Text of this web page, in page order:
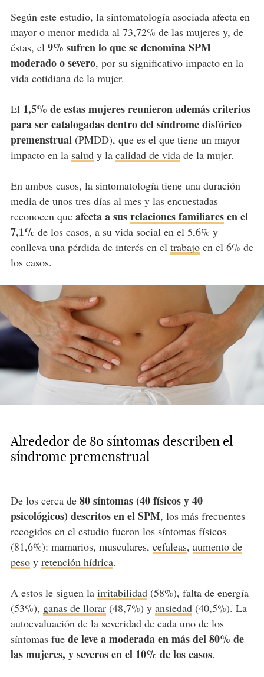
Según este estudio, la sintomatología asociada afecta en
mayor o menor medida al 73,72% de las mujeres y, de
éstas, el 9% sufren lo que se denomina SPM
moderado o severo, por su significativo impacto en la
vida cotidiana de la mujer.
El 1,5% de estas mujeres reunieron además criterios
para ser catalogadas dentro del síndrome disfórico
premenstrual(PMDD), que es el que tiene un mayor
impacto en la saludy la calidad de vidade la mujer.
En ambos casos, la sintomatología tiene una duración
media de unos tres días al mes y las encuestadas
reconocen que afecta a susrelaciones familiaresen el
7,1% de los casos, a su vida social en el 5,6% y
conlleva una pérdida de interés en el trabajoen el 6% de
los casos.
Alrededor de 80 síntomas describen el
síndrome premenstrual
De los cerca de 80 síntomas (40 físicos y 40
psicológicos) descritos en el SPM, los más frecuentes
recogidos en el estudio fueron los síntomas físicos
(81,6%): mamarios, musculares, cefaleas, aumento de
pesoy retención hídrica.
A estos le siguen la irritabilidad(58%), falta de energía
(53%), ganas de llorar(48,7%) y ansiedad(40,5%). La
autoevaluación de la severidad de cada uno de los
síntomas fue de leve a moderada en más del 80% de
las mujeres, y severos en el 10% de los casos.